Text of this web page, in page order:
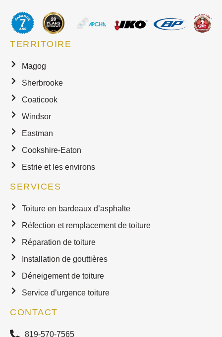
TERRITOIRE
Magog
Sherbrooke
Coaticook
Windsor
Eastman
Cookshire-Eaton
Estrie et les environs
SERVICES
Toiture en bardeaux d’asphalte
Réfection et remplacement de toiture
Réparation de toiture
Installation de gouttières
Déneigement de toiture
Service d’urgence toiture
CONTACT
819-570-7565